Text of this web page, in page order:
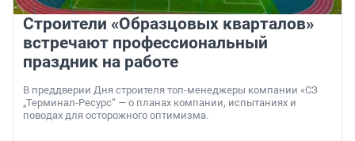
Строители «Образцовых кварталов»
встречают профессиональный
праздник на работе
В преддверии Дня строителя топ-менеджеры компании «СЗ
„Терминал-Ресурс“ — о планах компании, испытаниях и
поводах для осторожного оптимизма.